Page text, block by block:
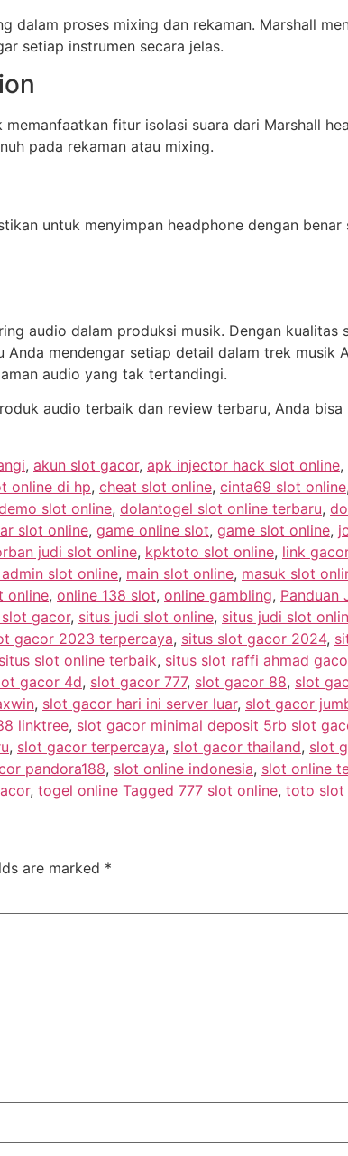
dalam proses mixing dan rekaman. Marshall
setiap instrumen secara jelas.
fitur isolasi suara dari Marshall
pada rekaman atau mixing.
untuk menyimpan headphone dengan
audio dalam produksi musik. Dengan kualitas
mendengar setiap detail dalam trek musik
audio yang tak tertandingi.
audio terbaik dan review terbaru, Anda bisa
, akun slot gacor, apk injector hack slot online,
online di hp, cheat slot online, cinta69 slot online,
slot online, dolantogel slot online terbaru,
slot online, game online slot, game slot online,
judi slot online, kpktoto slot online, link
slot online, main slot online, masuk slot
online, online 138 slot, online gambling, Panduan
gacor, situs judi slot online, situs judi slot
gacor 2023 terpercaya, situs slot gacor 2024,
situs slot online terbaik, situs slot raffi ahmad
gacor 4d, slot gacor 777, slot gacor 88, slot
, slot gacor hari ini server luar, slot gacor
linktree, slot gacor minimal deposit 5rb slot
, slot gacor terpercaya, slot gacor thailand, slot
pandora188, slot online indonesia, slot online
, togel online Tagged 777 slot online, toto slot
are marked *